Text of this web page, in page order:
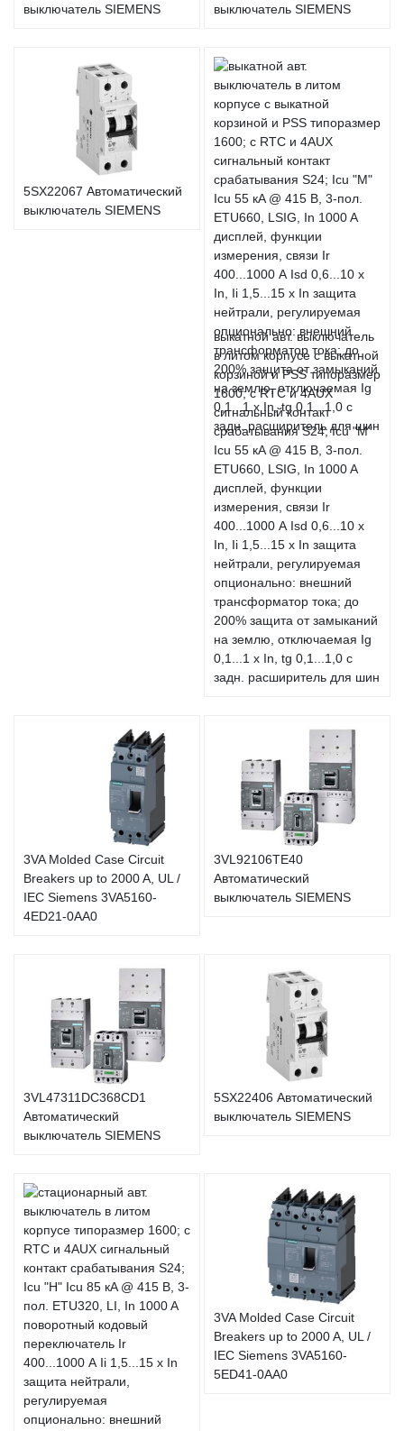
выключатель SIEMENS
выключатель SIEMENS
5SX22067 Автоматический
выключатель SIEMENS
выкатной авт. выключатель
в литом корпусе с выкатной
корзиной и PSS типоразмер
1600; с RTC и 4AUX
сигнальный контакт
срабатывания S24; Icu "M"
Icu 55 кA @ 415 В, 3-пол.
ETU660, LSIG, In 1000 A
дисплей, функции
измерения, связи Ir
400...1000 А Isd 0,6...10 x
In, Ii 1,5...15 x In защита
нейтрали, регулируемая
опционально: внешний
трансформатор тока; до
200% защита от замыканий
на землю, отключаемая Ig
0,1...1 x In, tg 0,1...1,0 с
задн. расширитель для шин
3VA Molded Case Circuit
Breakers up to 2000 A, UL /
IEC Siemens 3VA5160-
4ED21-0AA0
3VL92106TE40
Автоматический
выключатель SIEMENS
3VL47311DC368CD1
Автоматический
выключатель SIEMENS
5SX22406 Автоматический
выключатель SIEMENS
3VA Molded Case Circuit
Breakers up to 2000 A, UL /
IEC Siemens 3VA5160-
5ED41-0AA0